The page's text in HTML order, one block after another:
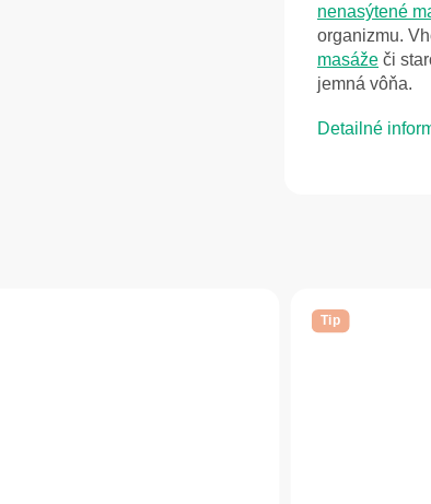
nenasýtené
organizmu.
masáže či
jemná vôňa.
Detailné
Tip